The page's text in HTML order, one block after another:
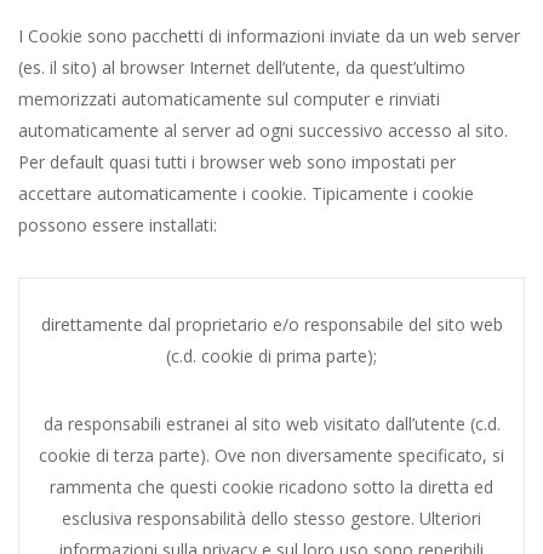
I Cookie sono pacchetti di informazioni inviate da un web server
(es. il sito) al browser Internet dell’utente, da quest’ultimo
memorizzati automaticamente sul computer e rinviati
automaticamente al server ad ogni successivo accesso al sito.
Per default quasi tutti i browser web sono impostati per
accettare automaticamente i cookie. Tipicamente i cookie
possono essere installati:
direttamente dal proprietario e/o responsabile del sito web
(c.d. cookie di prima parte);
da responsabili estranei al sito web visitato dall’utente (c.d.
cookie di terza parte). Ove non diversamente specificato, si
rammenta che questi cookie ricadono sotto la diretta ed
esclusiva responsabilità dello stesso gestore. Ulteriori